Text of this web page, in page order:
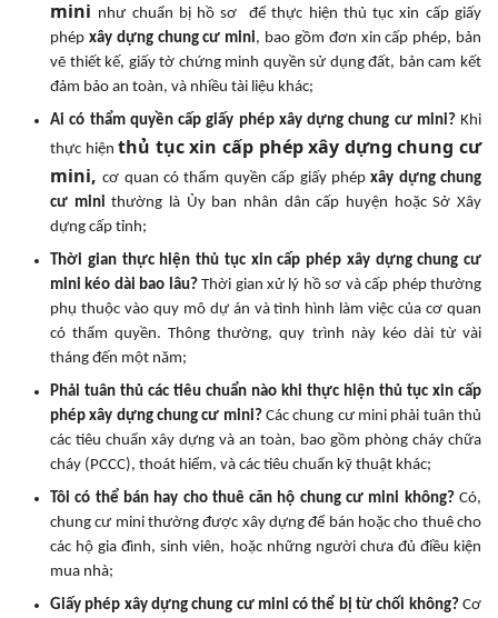
mini như chuẩn bị hồ sơ để thực hiện thủ tục xin cấp giấy
phép xây dựng chung cư mini, bao gồm đơn xin cấp phép, bản
vẽ thiết kế, giấy tờ chứng minh quyền sử dụng đất, bản cam kết
đảm bảo an toàn, và nhiều tài liệu khác;
Ai có thẩm quyền cấp giấy phép xây dựng chung cư mini?Khi
thực hiệnthủ tục xin cấp phép xây dựng chung cư
mini,cơ quan có thẩm quyền cấp giấy phépxây dựng chung
cư mini thường là Ủy ban nhân dân cấp huyện hoặc Sở Xây
dựng cấp tỉnh;
Thời gian thực hiện thủ tục xin cấp phép xây dựng chung cư
mini kéo dài bao lâu?Thời gian xử lý hồ sơ và cấp phép thường
phụ thuộc vào quy mô dự án và tình hình làm việc của cơ quan
có thẩm quyền. Thông thường, quy trình này kéo dài từ vài
tháng đến một năm;
Phải tuân thủ các tiêu chuẩn nào khi thực hiện thủ tục xin cấp
phép xây dựng chung cư mini? Các chung cư mini phải tuân thủ
các tiêu chuẩn xây dựng và an toàn, bao gồm phòng cháy chữa
cháy (PCCC), thoát hiểm, và các tiêu chuẩn kỹ thuật khác;
Tôi có thể bán hay cho thuê căn hộ chung cư mini không? Có,
chung cư mini thường được xây dựng để bán hoặc cho thuê cho
các hộ gia đình, sinh viên, hoặc những người chưa đủ điều kiện
mua nhà;
Giấy phép xây dựng chung cư mini có thể bị từ chối không? Cơ